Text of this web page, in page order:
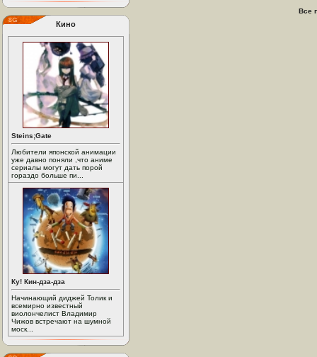
Кино
Steins;Gate
Любители японской анимации
уже давно поняли ,что аниме
сериалы могут дать порой
гораздо больше пи...
Ку! Кин-дза-дза
Начинающий диджей Толик и
всемирно известный
виолончелист Владимир
Чижов встречают на шумной
моск...
Все